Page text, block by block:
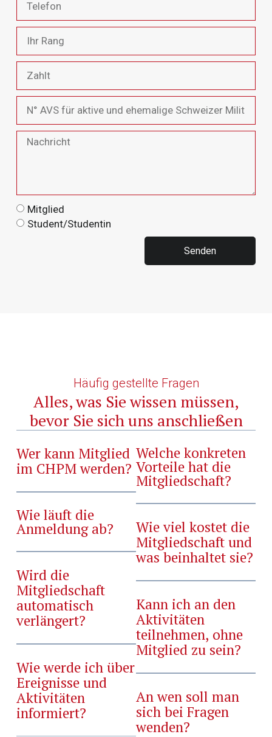
Mitglied
Student/Studentin
Senden
Häufig gestellte Fragen
Alles, was Sie wissen müssen,
bevor Sie sich uns anschließen
Wer kann Mitglied
im CHPM werden?
Wie läuft die
Anmeldung ab?
Wird die
Mitgliedschaft
automatisch
verlängert?
Wie werde ich über
Ereignisse und
Aktivitäten
informiert?
Welche konkreten
Vorteile hat die
Mitgliedschaft?
Wie viel kostet die
Mitgliedschaft und
was beinhaltet sie?
Kann ich an den
Aktivitäten
teilnehmen, ohne
Mitglied zu sein?
An wen soll man
sich bei Fragen
wenden?